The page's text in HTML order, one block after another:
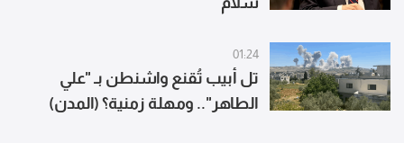
01:24
تل أبيب تُقنع واشنطن بـ "علي
الطاهر".. ومهلة زمنية؟ (المدن)